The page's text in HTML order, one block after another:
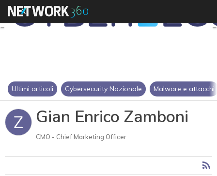
Ultimi articoli Cybersecurity Nazionale Malware e attacchi
Z Gian Enrico Zamboni
CMO - Chief Marketing Officer